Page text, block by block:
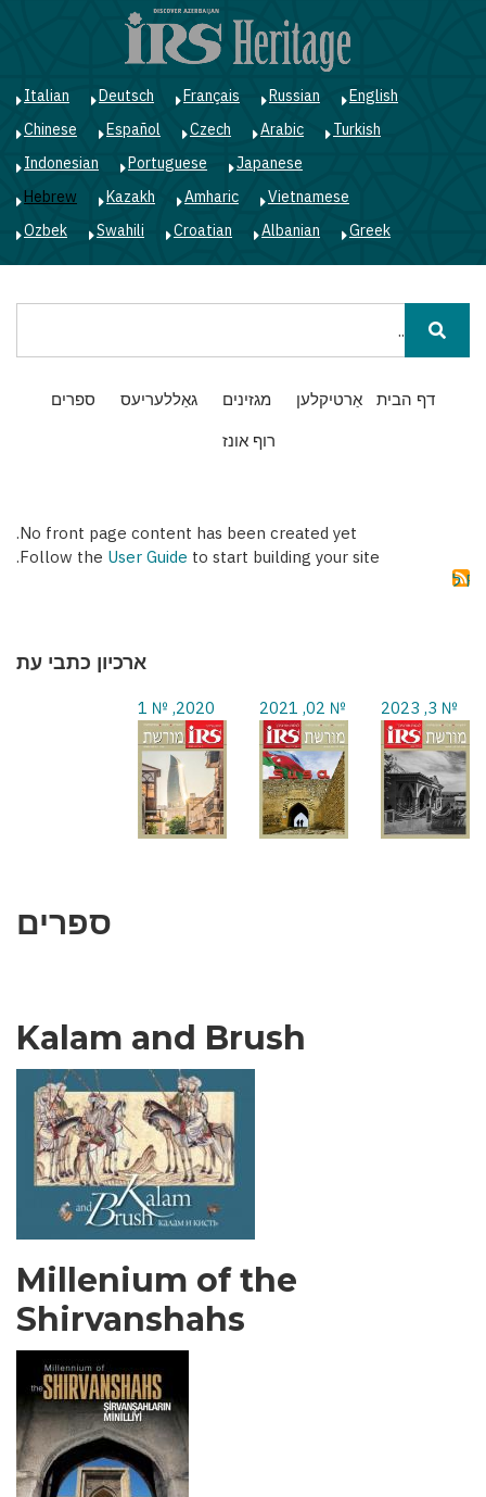
English
Russian
Français
Deutsch
Italian
Turkish
Arabic
Czech
Español
Chinese
Japanese
Portuguese
Indonesian
Vietnamese
Amharic
Kazakh
Hebrew
Greek
Albanian
Croatian
Swahili
Ozbek
Main
navigation
דף הבית אַרטיקלען מגזינים גאַללעריעס
ספרים
רוף אונז
No front page content has been created yet.
Follow the User Guide to start building your site.
ארכיון כתבי עת
№ 3, 2023
№ 02, 2021
2020, № 1
ספרים
Kalam and Brush
Millenium of the
Shirvanshahs